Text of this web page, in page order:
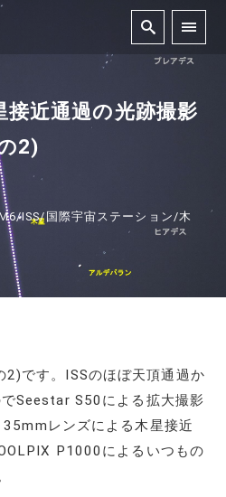
近通過の光跡撮影
2)
/ISS/ 国際宇宙ステーション /木
2)です。ISSのほぼ天頂通過か
Seestar S50による拡大撮影
レンズによる木星接近
P1000によるいつもの